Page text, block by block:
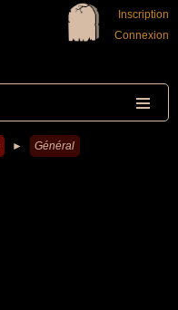
Inscription
Connexion
► Général